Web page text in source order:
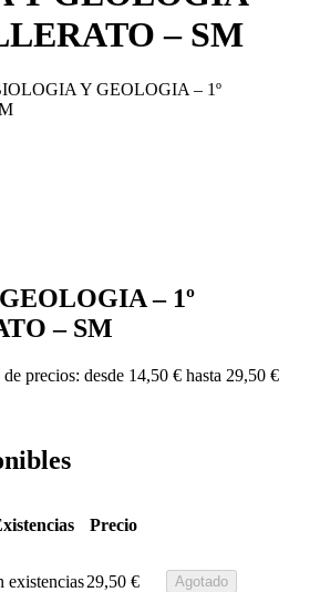
– SM
Y GEOLOGIA – 1º
– 1º
– SM
precios: desde 14,50 € hasta 29,50 €
Precio
existencias29,50 € Agotado